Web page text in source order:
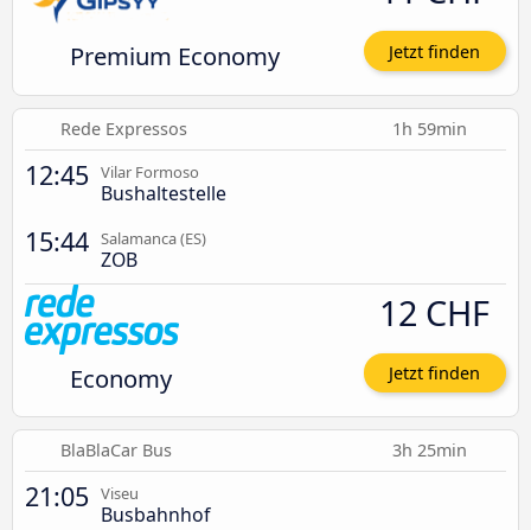
Premium Economy Jetzt finden
Rede Expressos 1h 59min
12:45 Vilar Formoso
Bushaltestelle
15:44 Salamanca (ES)
ZOB
Economy
12 CHF
Jetzt finden
BlaBlaCar Bus 3h 25min
21:05 Viseu
Busbahnhof